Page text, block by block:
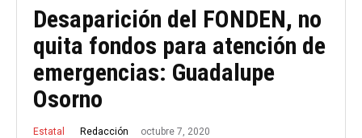
Desaparición del FONDEN, no
quita fondos para atención de
emergencias: Guadalupe
Osorno
Estatal Redacción octubre 7, 2020